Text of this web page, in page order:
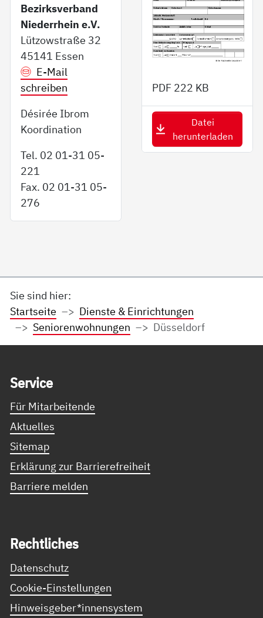
Bezirksverband
Niederrhein e.V.
Lützowstraße 32
45141 Essen
E-Mail
schreiben
Désirée Ibrom
Koordination
Tel. 02 01-31 05-
221
Fax. 02 01-31 05-
276
PDF 222 KB
Datei
herunterladen
Sie sind hier:
Startseite
Dienste & Einrichtungen
Seniorenwohnungen
Düsseldorf
Ser­vice
Für Mitarbeitende
Aktuelles
Sitemap
Erklärung zur Barrierefreiheit
Barriere melden
Recht­li­ches
Datenschutz
Cookie-Einstellungen
Hinweisgeber*innensystem